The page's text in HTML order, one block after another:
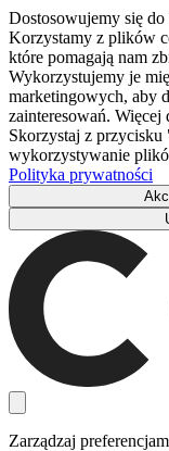
Dostosowujemy się
Korzystamy z plików
które pomagają nam
Wykorzystujemy je
marketingowych, aby
zainteresowań.
Skorzystaj z
wykorzystywanie
Polityka prywatności
Zarządzaj